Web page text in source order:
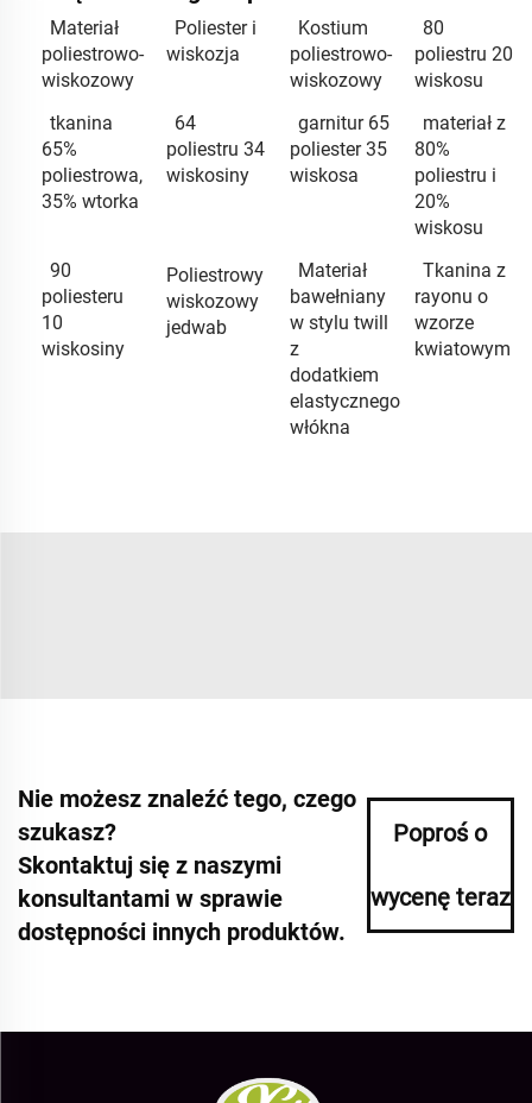
Materiał
poliestrowo-
wiskozowy
Poliester i
wiskozja
Kostium
poliestrowo-
wiskozowy
80
poliestru 20
wiskosu
tkanina
65%
poliestrowa,
35% wtorka
64
poliestru 34
wiskosiny
garnitur 65
poliester 35
wiskosa
materiał z
80%
poliestru i
20%
wiskosu
90
poliesteru
10
wiskosiny
Poliestrowy
wiskozowy
jedwab
Materiał
bawełniany
w stylu twill
z
dodatkiem
elastycznego
włókna
Tkanina z
rayonu o
wzorze
kwiatowym
Nie możesz znaleźć tego, czego
szukasz?
Skontaktuj się z naszymi
konsultantami w sprawie
dostępności innych produktów.
Poproś o
wycenę teraz